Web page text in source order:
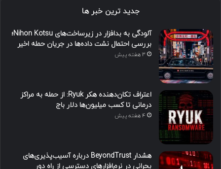
جدید ترین خبر ها
آلودگی به بدافزار در زیرساخت‌های Nihon Kotsu؛
بررسی احتمال نشت داده‌ها در جریان حمله اخیر
3 هفته پیش
اعتراف تکان‌دهنده هکر Ryuk: از حمله به مراکز
درمانی تا کسب میلیون‌ها دلار باج
4 هفته پیش
هشدار BeyondTrust درباره آسیب‌پذیری‌های
بحرانی در نرم‌افزارهای دسترسی از راه دور